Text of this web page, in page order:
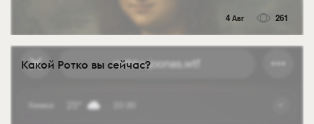
4 Авг 261
Какой Ротко вы сейчас?